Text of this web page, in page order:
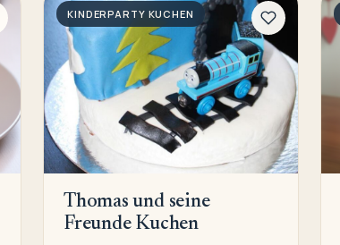
KINDERPARTY KUCHEN
Thomas und seine
Freunde Kuchen